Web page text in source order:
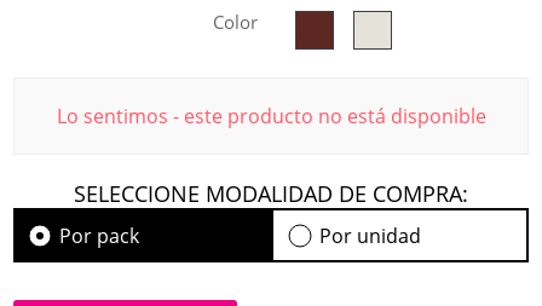
Color
Lo sentimos - este producto no está disponible
SELECCIONE MODALIDAD DE COMPRA:
Por pack Por unidad